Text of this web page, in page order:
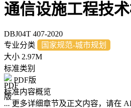
通信设施工程技
DBJ04T 407-2020
专业分类
国家规范-城市规划
大小 2.97M
标准类别
PDF版
标准内容概览
... 更多详细章节及正文内容，请在